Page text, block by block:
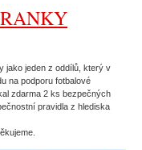
jako jeden z oddílů, který v
na podporu fotbalové
zdarma 2 ks bezpečných
pravidla z hlediska